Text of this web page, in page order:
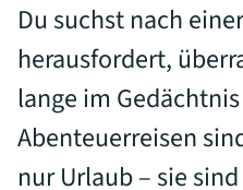
Du suchst nach
herausfordert,
lange im
Abenteuerreisen
nur Urlaub – sie